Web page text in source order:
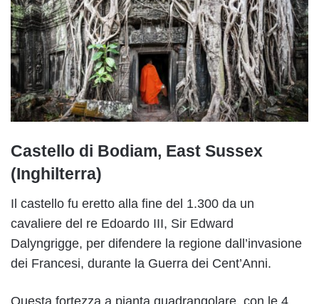
Castello di Bodiam, East Sussex
(Inghilterra)
Il castello fu eretto alla fine del 1.300 da un
cavaliere del re Edoardo III, Sir Edward
Dalyngrigge, per difendere la regione dall’invasione
dei Francesi, durante la Guerra dei Cent’Anni.
Questa fortezza a pianta quadrangolare, con le 4